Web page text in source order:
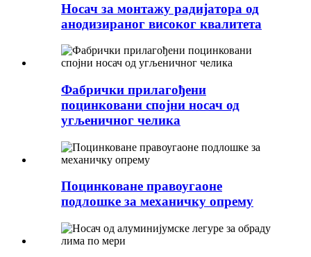
Носач за монтажу радијатора од
анодизираног високог квалитета
Фабрички прилагођени
поцинковани спојни носач од
угљеничног челика
Поцинковане правоугаоне
подлошке за механичку опрему